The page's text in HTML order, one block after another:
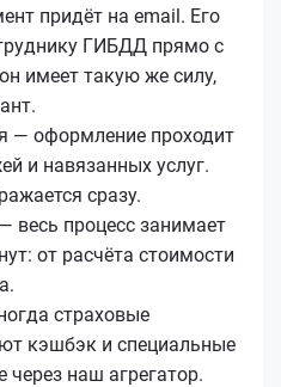
придёт на email. Его
ГИБДД прямо с
имеет такую же силу,
— оформление проходит
и навязанных услуг.
сразу.
весь процесс занимает
от расчёта стоимости
страховые
кэшбэк и специальные
через наш агрегатор.